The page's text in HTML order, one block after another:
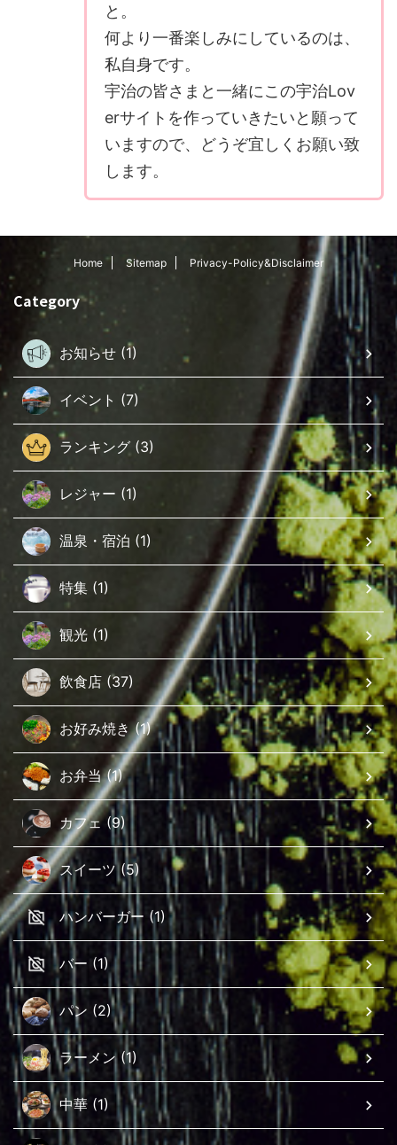
と。
何より一番楽しみにしているのは、
私自身です。
宇治の皆さまと一緒にこの宇治Lov
erサイトを作っていきたいと願って
いますので、どうぞ宜しくお願い致
します。
Home Sitemap Privacy-Policy&Disclaimer
Category
お知らせ (1)
イベント (7)
ランキング (3)
レジャー (1)
温泉・宿泊 (1)
特集 (1)
観光 (1)
飲食店 (37)
お好み焼き (1)
お弁当 (1)
カフェ (9)
スイーツ (5)
ハンバーガー (1)
バー (1)
パン (2)
ラーメン (1)
中華 (1)